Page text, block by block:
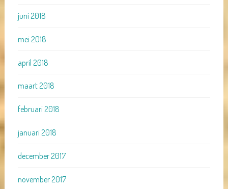
juni 2018
mei 2018
april 2018
maart 2018
februari 2018
januari 2018
december 2017
november 2017